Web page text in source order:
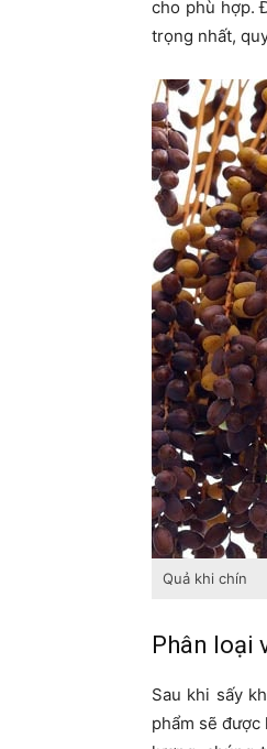
cho phù hợp.
trọng nhất,
Quả khi chín
Phân loại
Sau khi sấy
phẩm sẽ